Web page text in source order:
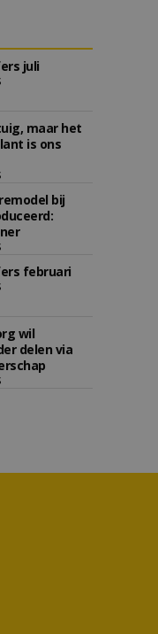
juli
maar het
is ons
bij
februari
wil
delen via